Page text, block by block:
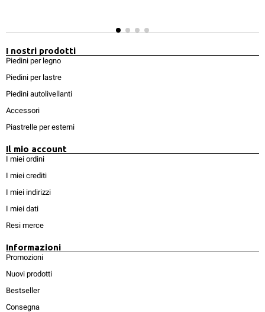
I nostri prodotti
Piedini per legno
Piedini per lastre
Piedini autolivellanti
Accessori
Piastrelle per esterni
Il mio account
I miei ordini
I miei crediti
I miei indirizzi
I miei dati
Resi merce
Informazioni
Promozioni
Nuovi prodotti
Bestseller
Consegna